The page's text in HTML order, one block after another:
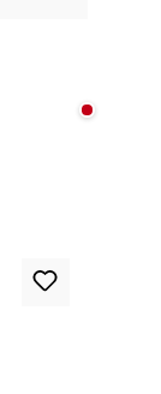
Nicht